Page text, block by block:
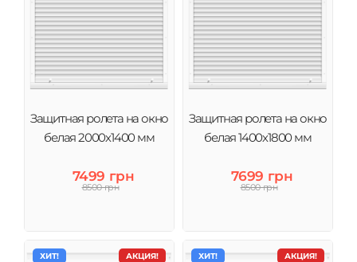
Защитная ролета на окно
белая 2000х1400 мм
7499 грн
8500 грн
Защитная ролета на окно
белая 1400х1800 мм
7699 грн
8500 грн
АКЦИЯ!
ХИТ! АКЦИЯ!
ХИТ!